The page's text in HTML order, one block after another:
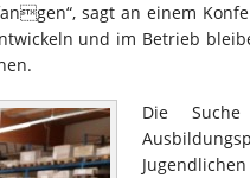
sagt an einem
und im Betrieb
Die